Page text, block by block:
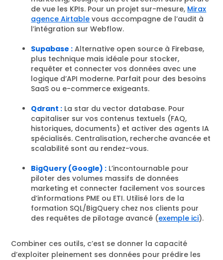
de vue les KPIs. Pour un projet sur-mesure, Mirax
agence Airtable vous accompagne de l’audit à
l’intégration sur Webflow.
Supabase : Alternative open source à Firebase,
plus technique mais idéale pour stocker,
requêter et connecter vos données avec une
logique d’API moderne. Parfait pour des besoins
SaaS ou e-commerce exigeants.
Qdrant : La star du vector database. Pour
capitaliser sur vos contenus textuels (FAQ,
historiques, documents) et activer des agents IA
spécialisés. Centralisation, recherche avancée et
scalabilité sont au rendez-vous.
BigQuery (Google) : L’incontournable pour
piloter des volumes massifs de données
marketing et connecter facilement vos sources
d’informations PME ou ETI. Utilisé lors de la
formation SQL/BigQuery chez nos clients pour
des requêtes de pilotage avancé (exemple ici).
Combiner ces outils, c’est se donner la capacité
d’exploiter pleinement ses données pour prédire les